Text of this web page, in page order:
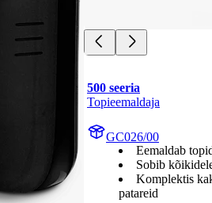
500 seeria
Topieemaldaja
GC026/00
Eemaldab
Sobib
Komplektis
patareid